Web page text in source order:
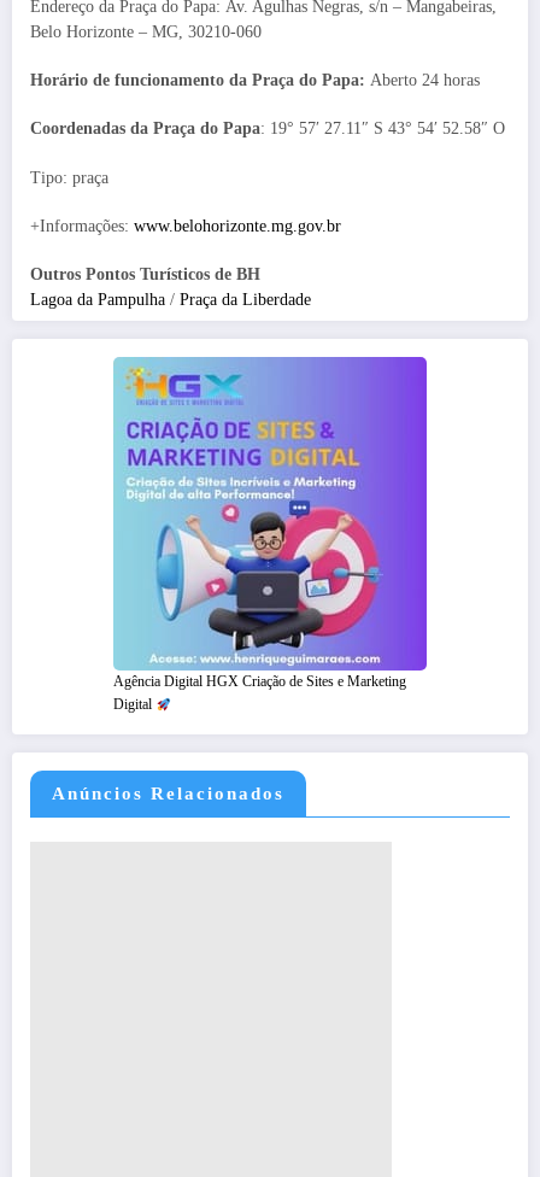
Endereço da Praça do Papa: Av. Agulhas Negras, s/n – Mangabeiras,
Belo Horizonte – MG, 30210-060
Horário de funcionamento da Praça do Papa: Aberto 24 horas
Coordenadas da Praça do Papa: 19° 57′ 27.11″ S 43° 54′ 52.58″ O
Tipo: praça
+Informações: www.belohorizonte.mg.gov.br
Outros Pontos Turísticos de BH
Lagoa da Pampulha / Praça da Liberdade
Agência Digital HGX Criação de Sites e Marketing
Digital
Anúncios Relacionados